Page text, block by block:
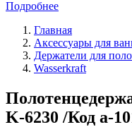
Подробнее
Главная
Аксессуары для
Держатели для
Wasserkraft
K-6230 /Код a-